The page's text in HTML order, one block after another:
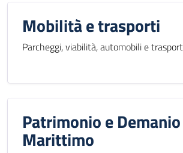
Mobilità e trasporti
Parcheggi, viabilità, automobili e
Patrimonio e Demanio
Marittimo